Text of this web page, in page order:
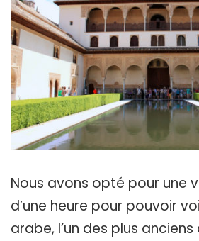
Nous avons opté pour une
d’une heure pour pouvoir
arabe, l’un des plus anciens